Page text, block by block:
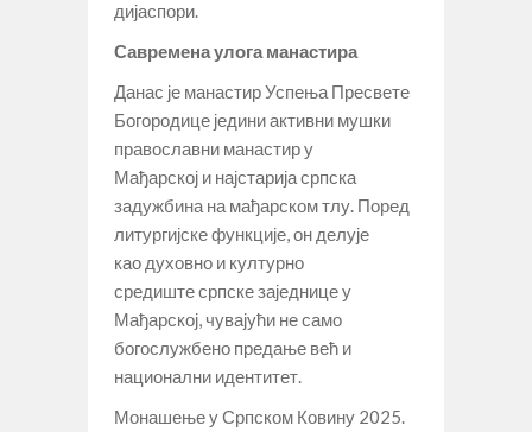
дијаспори.
Савремена улога манастира
Данас је манастир Успења Пресвете
Богородице једини активни мушки
православни манастир у
Мађарској и најстарија српска
задужбина на мађарском тлу. Поред
литургијске функције, он делује
као духовно и културно
средиште српске заједнице у
Мађарској, чувајући не само
богослужбено предање већ и
национални идентитет.
Монашење у Српском Ковину 2025.